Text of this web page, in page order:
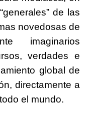
de las
novedosas de
imaginarios
verdades e
global de
directamente a
el mundo.